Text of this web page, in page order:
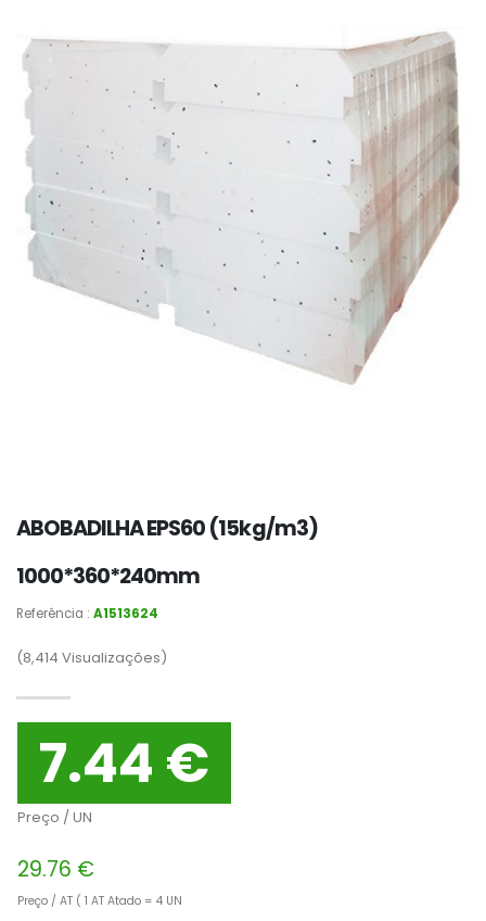
ABOBADILHA EPS60 (15kg/m3)
1000*360*240mm
Referência : A1513624
(8,414 Visualizações)
7.44 €
Preço / UN
29.76 €
Preço / AT ( 1 AT Atado = 4 UN